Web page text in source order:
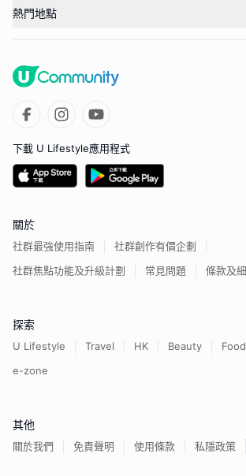
熱門地點
下載 U Lifestyle應用程式
關於
社群最強使用指南
社群創作有價企劃
社群焦點功能及升級計劃
常見問題 條款及
探索
U Lifestyle Travel HK Beauty Food
e-zone
其他
關於我們 免責聲明 使用條款 私隱政策